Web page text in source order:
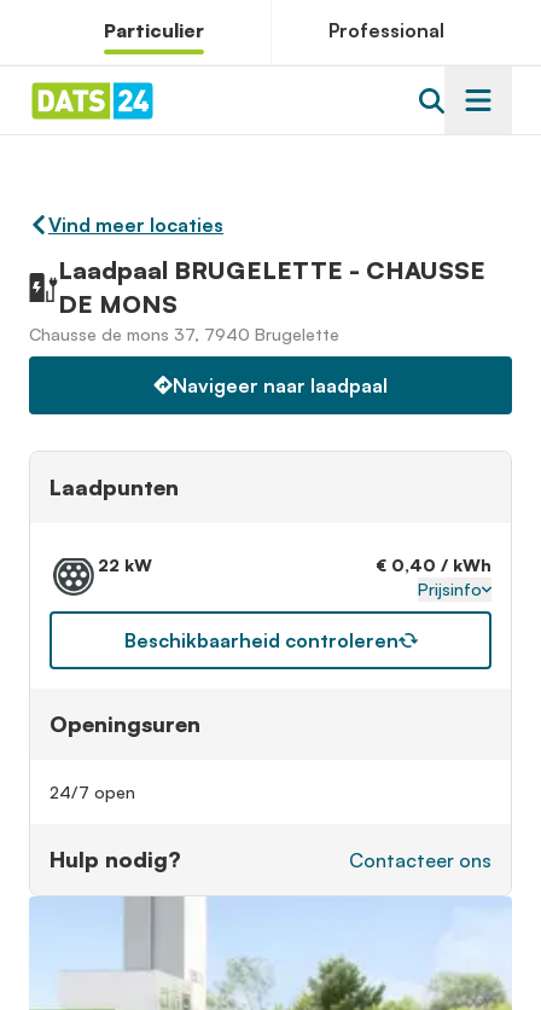
Particulier Professional
Vind meer locaties
Laadpaal BRUGELETTE - CHAUSSE
DE MONS
Chausse de mons 37, 7940 Brugelette
Navigeer naar laadpaal
Laadpunten
22 kW
€ 0,40 / kWh
Prijsinfo
Beschikbaarheid controleren
Openingsuren
24/7 open
Hulp nodig? Contacteer ons